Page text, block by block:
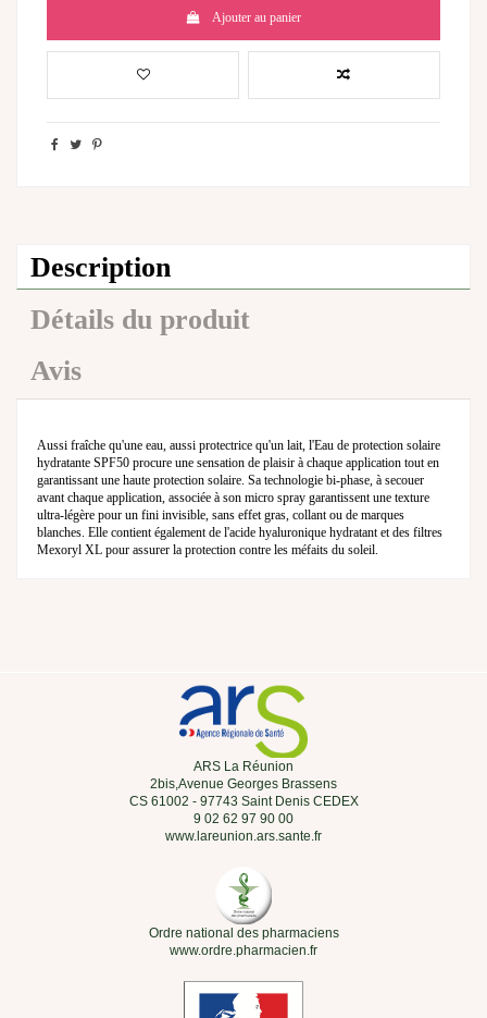
Ajouter au panier
Description
Détails du produit
Avis
Aussi fraîche qu'une eau, aussi protectrice qu'un lait, l'Eau de protection solaire
hydratante SPF50 procure une sensation de plaisir à chaque application tout en
garantissant une haute protection solaire. Sa technologie bi-phase, à secouer
avant chaque application, associée à son micro spray garantissent une texture
ultra-légère pour un fini invisible, sans effet gras, collant ou de marques
blanches. Elle contient également de l'acide hyaluronique hydratant et des filtres
Mexoryl XL pour assurer la protection contre les méfaits du soleil.
ARS La Réunion
2bis,Avenue Georges Brassens
CS 61002 - 97743 Saint Denis CEDEX
9 02 62 97 90 00
www.lareunion.ars.sante.fr
Ordre national des pharmaciens
www.ordre.pharmacien.fr